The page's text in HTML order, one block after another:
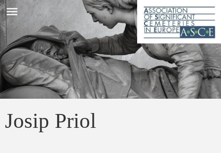
menu
Josip Priol